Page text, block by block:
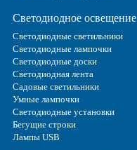
Светодиодное освещение
Светодиодные светильники
Светодиодные лампочки
Светодиодные доски
Светодиодная лента
Садовые светильники
Умные лампочки
Светодиодные установки
Бегущие строки
Лампы USB